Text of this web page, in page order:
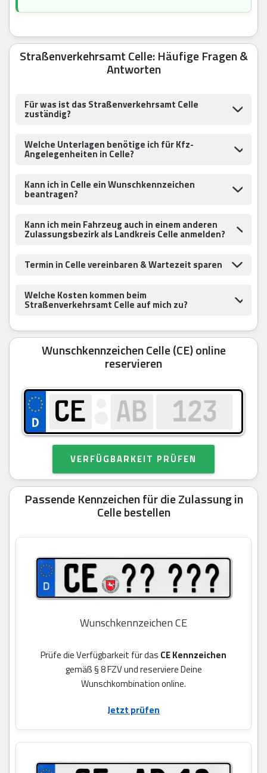
Straßenverkehrsamt Celle: Häufige Fragen &
Antworten
Für was ist das Straßenverkehrsamt Celle
zuständig?
Welche Unterlagen benötige ich für Kfz-
Angelegenheiten in Celle?
Kann ich in Celle ein Wunschkennzeichen
beantragen?
Kann ich mein Fahrzeug auch in einem anderen
Zulassungsbezirk als Landkreis Celle anmelden?
Termin in Celle vereinbaren & Wartezeit sparen
Welche Kosten kommen beim
Straßenverkehrsamt Celle auf mich zu?
Wunschkennzeichen Celle (CE) online
reservieren
VERFÜGBARKEIT PRÜFEN
Passende Kennzeichen für die Zulassung in
Celle bestellen
Wunschkennzeichen CE
Prüfe die Verfügbarkeit für das CE Kennzeichen
gemäß § 8 FZV und reserviere Deine
Wunschkombination online.
Jetzt prüfen